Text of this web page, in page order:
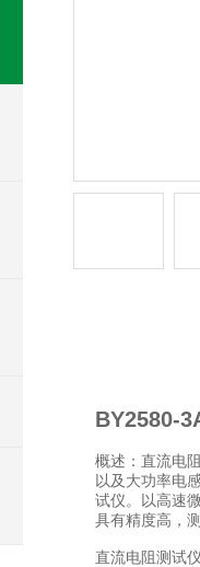
BY2580-
概述：直流电
以及大功率电
试仪。以高速
具有精度高，
直流电阻测试